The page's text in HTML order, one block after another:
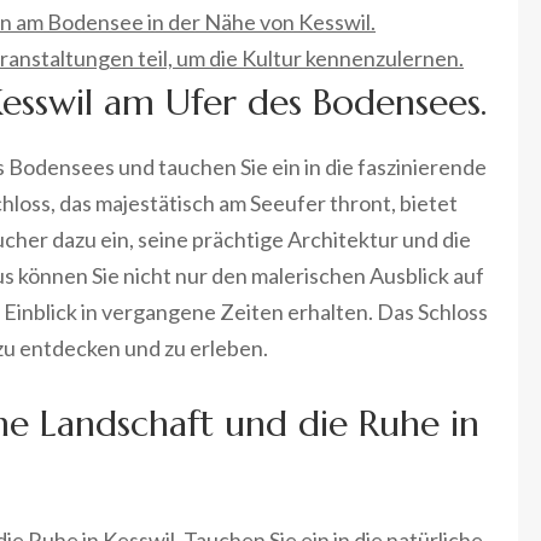
am Bodensee in der Nähe von Kesswil.
teil, um die Kultur kennenzulernen.
am Ufer des Bodensees.
Bodensees und tauchen Sie ein in die faszinierende
das majestätisch am Seeufer thront, bietet
dazu ein, seine prächtige Architektur und die
können Sie nicht nur den malerischen Ausblick auf
in vergangene Zeiten erhalten. Das Schloss
entdecken und zu erleben.
Landschaft und die Ruhe in